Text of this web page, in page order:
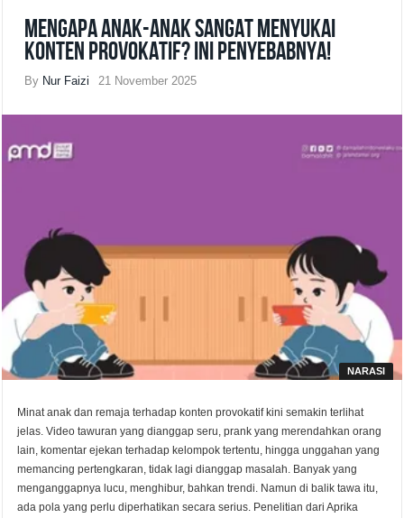
Mengapa Anak-Anak Sangat Menyukai
Konten Provokatif? Ini Penyebabnya!
By Nur Faizi 21 November 2025
NARASI
Minat anak dan remaja terhadap konten provokatif kini semakin terlihat
jelas. Video tawuran yang dianggap seru, prank yang merendahkan orang
lain, komentar ejekan terhadap kelompok tertentu, hingga unggahan yang
memancing pertengkaran, tidak lagi dianggap masalah. Banyak yang
menganggapnya lucu, menghibur, bahkan trendi. Namun di balik tawa itu,
ada pola yang perlu diperhatikan secara serius. Penelitian dari Aprika